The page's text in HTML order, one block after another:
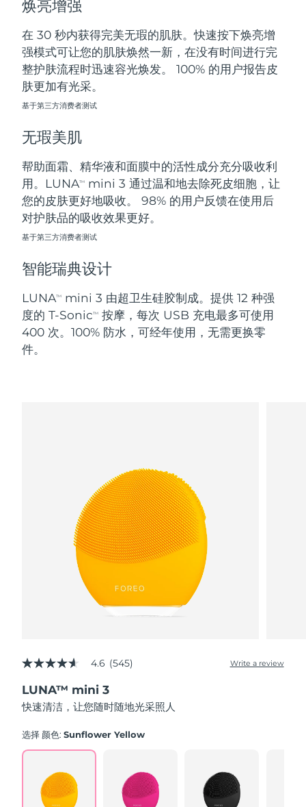
焕亮增强
在 30 秒内获得完美无瑕的肌肤。快速按下焕亮增
强模式可让您的肌肤焕然一新，在没有时间进行完
整护肤流程时迅速容光焕发。 100% 的用户报告皮
肤更加有光采。
基于第三方消费者测试
无瑕美肌
帮助面霜、精华液和面膜中的活性成分充分吸收利
用。LUNATM
mini 3 通过温和地去除死皮细胞，让
您的皮肤更好地吸收。 98% 的用户反馈在使用后
对护肤品的吸收效果更好。
基于第三方消费者测试
智能瑞典设计
LUNATM
mini 3 由超卫生硅胶制成。提供 12 种强
度的 T-SonicTM
按摩，每次 USB 充电最多可使用
400 次。100% 防水，可经年使用，无需更换零
件。
4.6
of
5
stars,
rating
Read
Reviews.
Same
page
4.6 (545) Write a review
LUNA™ mini 3
快速清洁，让您随时随地光采照人
选择 颜色:Sunflower Yellow
斯洛伐克
斯洛文尼亚 预计送达日期8/8/26
南非 预计送达日期 8/16/26
韩国
西班牙
瑞典 预计送达日期 8/8/26
瑞士 预计送达日期 8/8/26
台湾
泰国
土耳其 预计送达日期8/9/26
阿拉伯联合酋长国 预计送达日期8/9/26